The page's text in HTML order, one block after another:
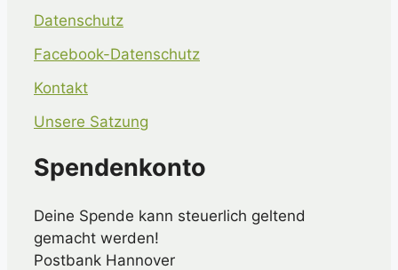
Datenschutz
Facebook-Datenschutz
Kontakt
Unsere Satzung
Spendenkonto
Deine Spende kann steuerlich geltend
gemacht werden!
Postbank Hannover